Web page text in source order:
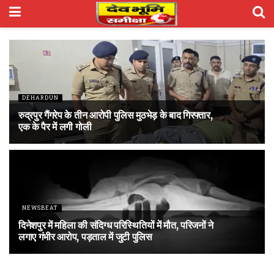
DEHARDUN
रुद्रपुर गैंगरेप के तीन आरोपी पुलिस मुठभेड़ के बाद गिरफ्तार,
एक के पैर में लगी गोली
NEWSBEAT
दिनेशपुर में महिला की संदिग्ध परिस्थितियों में मौत, परिजनों ने
लगाए गंभीर आरोप, पड़ताल में जुटी पुलिस